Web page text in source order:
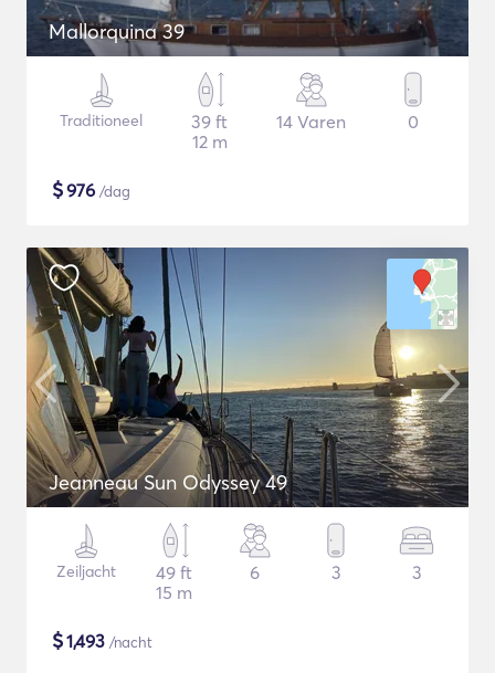
Mallorquina 39
Traditioneel
39 ft
12 m
14 Varen 0
$976 /dag
Jeanneau Sun Odyssey 49
Zeiljacht
49 ft
15 m
6 3 3
$1,493 /nacht